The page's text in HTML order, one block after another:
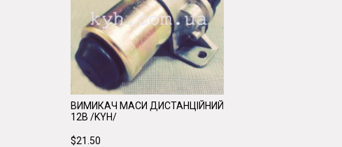
ВИМИКАЧ МАСИ ДИСТАНЦІЙНИЙ
12В /KYH/
$21.50